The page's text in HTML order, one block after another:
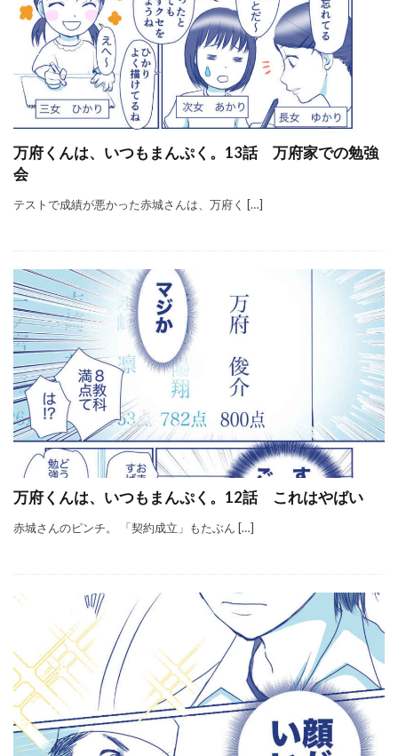
万府くんは、いつもまんぷく。13話 万府家での勉強
会
テストで成績が悪かった赤城さんは、万府く […]
万府くんは、いつもまんぷく。12話 これはやばい
赤城さんのピンチ。 「契約成立」もたぶん […]